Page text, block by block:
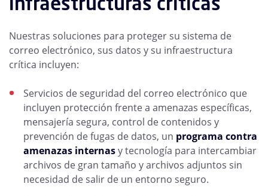
Nuestras soluciones para proteger su sistema de
correo electrónico, sus datos y su infraestructura
crítica incluyen:
Servicios de seguridad del correo electrónico que
incluyen protección frente a amenazas específicas,
mensajería segura, control de contenidos y
prevención de fugas de datos, un programa contra
amenazas internasy tecnología para intercambiar
archivos de gran tamaño y archivos adjuntos sin
necesidad de salir de un entorno seguro.